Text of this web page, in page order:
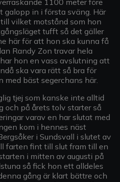
1100 meter före
galopp in i första sväng. Här
vilket motstånd som hon
tufft så det gäller
här för att hon ska kunna få
Randy Zon travar hela
hon en vass avslutning att
ska vara rätt så bra för
med bäst segerchans här.
tjej som kanske inte alltid
och på årets tolv starter så
varav en har slutat med
kom i hennes näst
i Sundsvall i slutet av
farten fint till slut fram till en
i mitten av augusti på
så fick hon ett alldeles
gång är klart bättre och